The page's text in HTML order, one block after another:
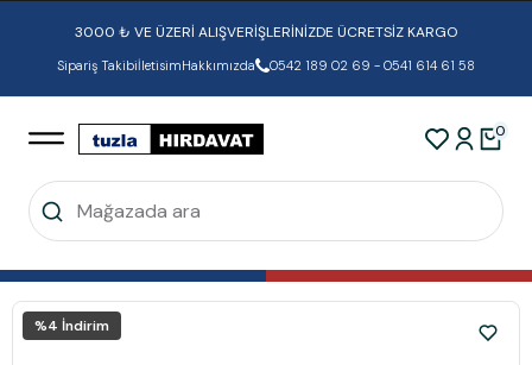
3000 ₺ VE ÜZERİ ALIŞVERİŞLERİNİZDE ÜCRETSİZ KARGO
Sipariş TakibiİletisimHakkımızda 0542 189 02 69 - 0541 614 61 58
0
%4 İndirim